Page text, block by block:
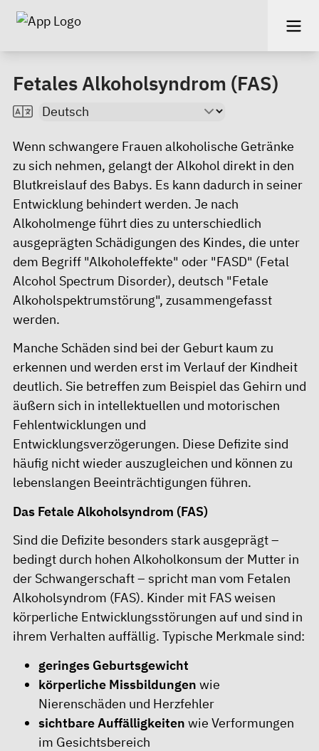
Fetales Alkoholsyndrom (FAS)
Wenn schwangere Frauen alkoholische Getränke
zu sich nehmen, gelangt der Alkohol direkt in den
Blutkreislauf des Babys. Es kann dadurch in seiner
Entwicklung behindert werden. Je nach
Alkoholmenge führt dies zu unterschiedlich
ausgeprägten Schädigungen des Kindes, die unter
dem Begriff "Alkoholeffekte" oder "FASD" (Fetal
Alcohol Spectrum Disorder), deutsch "Fetale
Alkoholspektrumstörung", zusammengefasst
werden.
Manche Schäden sind bei der Geburt kaum zu
erkennen und werden erst im Verlauf der Kindheit
deutlich. Sie betreffen zum Beispiel das Gehirn und
äußern sich in intellektuellen und motorischen
Fehlentwicklungen und
Entwicklungsverzögerungen. Diese Defizite sind
häufig nicht wieder auszugleichen und können zu
lebenslangen Beeinträchtigungen führen.
Das Fetale Alkoholsyndrom (FAS)
Sind die Defizite besonders stark ausgeprägt –
bedingt durch hohen Alkoholkonsum der Mutter in
der Schwangerschaft – spricht man vom Fetalen
Alkoholsyndrom (FAS). Kinder mit FAS weisen
körperliche Entwicklungsstörungen auf und sind in
ihrem Verhalten auffällig. Typische Merkmale sind:
geringes Geburtsgewicht
körperliche Missbildungen wie
Nierenschäden und Herzfehler
sichtbare Auffälligkeiten wie Verformungen
im Gesichtsbereich